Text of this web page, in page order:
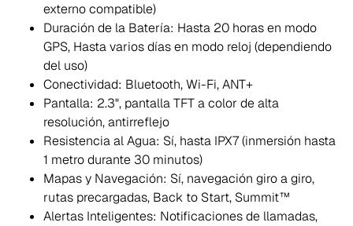
externo compatible)
Duración de la Batería: Hasta 20 horas en modo
GPS, Hasta varios días en modo reloj (dependiendo
del uso)
Conectividad: Bluetooth, Wi-Fi, ANT+
Pantalla: 2.3", pantalla TFT a color de alta
resolución, antirreflejo
Resistencia al Agua: Sí, hasta IPX7 (inmersión hasta
1 metro durante 30 minutos)
Mapas y Navegación: Sí, navegación giro a giro,
rutas precargadas, Back to Start, Summit™
Alertas Inteligentes: Notificaciones de llamadas,